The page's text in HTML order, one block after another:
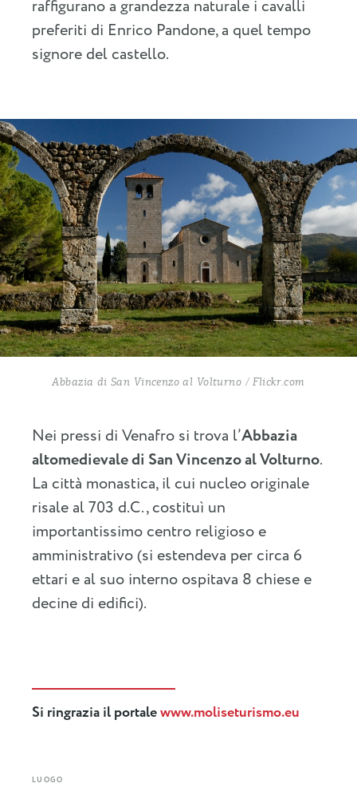
raffigurano a grandezza naturale i cavalli
preferiti di Enrico Pandone, a quel tempo
signore del castello.
Abbazia di San Vincenzo al Volturno / Flickr.com
Nei pressi di Venafro si trova l’Abbazia
altomedievale di San Vincenzo al Volturno.
La città monastica, il cui nucleo originale
risale al 703 d.C., costituì un
importantissimo centro religioso e
amministrativo (si estendeva per circa 6
ettari e al suo interno ospitava 8 chiese e
decine di edifici).
Si ringrazia il portalewww.moliseturismo.eu
LUOGO